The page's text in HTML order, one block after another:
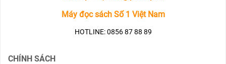
Máy đọc sách Số 1 Việt Nam
HOTLINE: 0856 87 88 89
CHÍNH SÁCH